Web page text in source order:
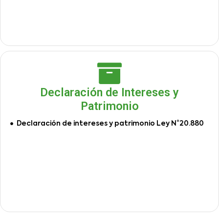
Declaración de Intereses y
Patrimonio
Declaración de intereses y patrimonio Ley N°20.880